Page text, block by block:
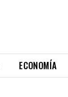
ECONOMÍA